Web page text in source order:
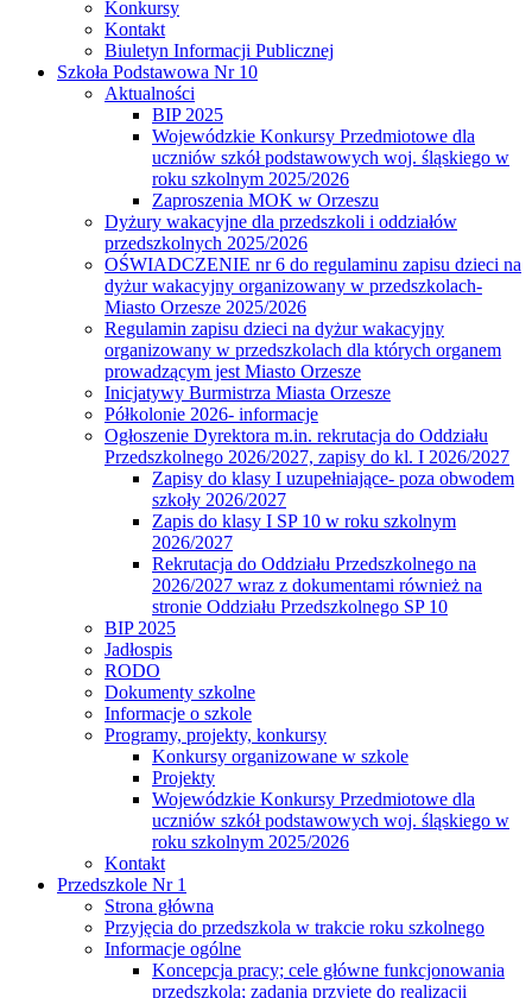
Konkursy
Kontakt
Biuletyn Informacji Publicznej
Szkoła Podstawowa Nr 10
Aktualności
BIP 2025
Wojewódzkie Konkursy Przedmiotowe dla
uczniów szkół podstawowych woj. śląskiego w
roku szkolnym 2025/2026
Zaproszenia MOK w Orzeszu
Dyżury wakacyjne dla przedszkoli i oddziałów
przedszkolnych 2025/2026
OŚWIADCZENIE nr 6 do regulaminu zapisu dzieci na
dyżur wakacyjny organizowany w przedszkolach-
Miasto Orzesze 2025/2026
Regulamin zapisu dzieci na dyżur wakacyjny
organizowany w przedszkolach dla których organem
prowadzącym jest Miasto Orzesze
Inicjatywy Burmistrza Miasta Orzesze
Półkolonie 2026- informacje
Ogłoszenie Dyrektora m.in. rekrutacja do Oddziału
Przedszkolnego 2026/2027, zapisy do kl. I 2026/2027
Zapisy do klasy I uzupełniające- poza obwodem
szkoły 2026/2027
Zapis do klasy I SP 10 w roku szkolnym
2026/2027
Rekrutacja do Oddziału Przedszkolnego na
2026/2027 wraz z dokumentami również na
stronie Oddziału Przedszkolnego SP 10
BIP 2025
Jadłospis
RODO
Dokumenty szkolne
Informacje o szkole
Programy, projekty, konkursy
Konkursy organizowane w szkole
Projekty
Wojewódzkie Konkursy Przedmiotowe dla
uczniów szkół podstawowych woj. śląskiego w
roku szkolnym 2025/2026
Kontakt
Przedszkole Nr 1
Strona główna
Przyjęcia do przedszkola w trakcie roku szkolnego
Informacje ogólne
Koncepcja pracy; cele główne funkcjonowania
przedszkola; zadania przyjęte do realizacji